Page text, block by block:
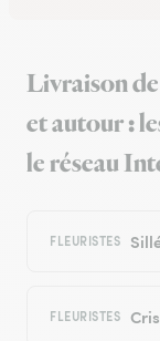
Livraison
et autour :
le réseau
FLEURISTES
FLEURISTES